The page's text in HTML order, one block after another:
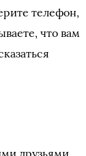
телефон,
что вам